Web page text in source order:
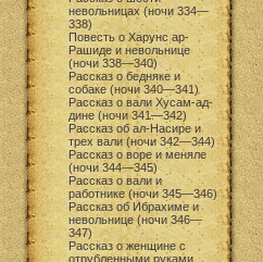
невольницах (ночи 334—
338)
Повесть о Харунс ар-
Рашиде и невольнице
(ночи 338—340)
Рассказ о бедняке и
собаке (ночи 340—341)
Рассказ о вали Хусам-ад-
дине (ночи 341—342)
Рассказ об ал-Насире и
трех вали (ночи 342—344)
Рассказ о воре и меняле
(ночи 344—345)
Рассказ о вали и
работнике (ночи 345—346)
Рассказ об Ибрахиме и
невольнице (ночи 346—
347)
Рассказ о женщине с
отрубленными руками